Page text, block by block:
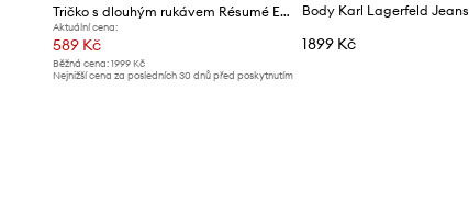
Tričko s dlouhým rukávem Résumé EstelleRS
Aktuální cena:
589 Kč
Běžná cena: 1999 Kč
Nejnižší cena za posledních 30 dnů před poskytnutím
Body Karl Lagerfeld Jeans
1899 Kč